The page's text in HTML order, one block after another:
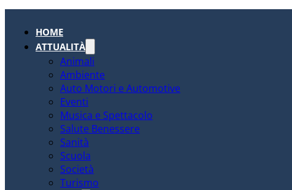
HOME
ATTUALITÀ
Animali
Ambiente
Auto Motori e Automotive
Eventi
Musica e Spettacolo
Salute Benessere
Sanità
Scuola
Società
Turismo